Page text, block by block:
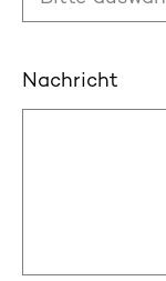
Nachricht